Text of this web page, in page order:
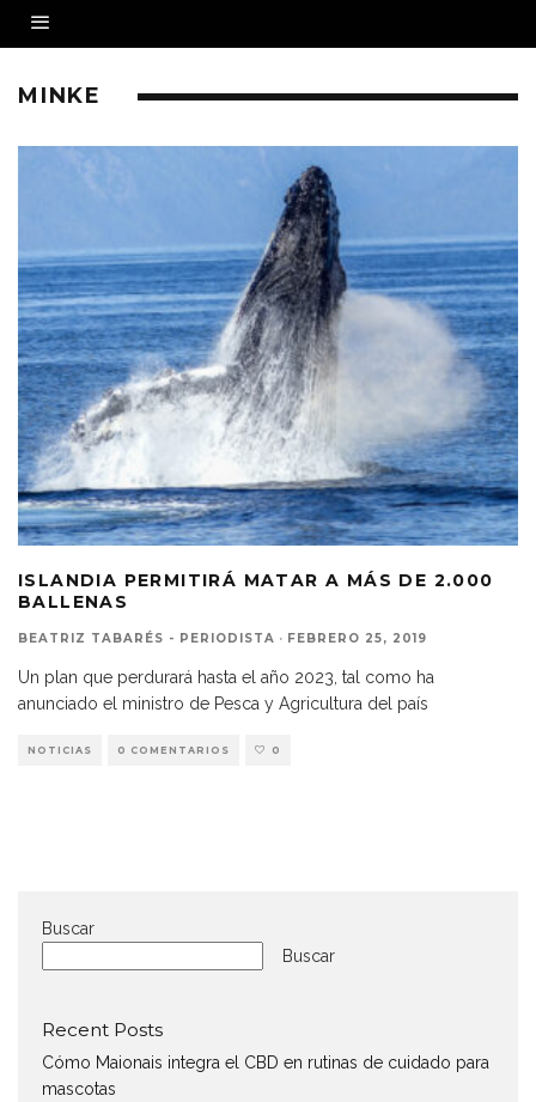
MINKE
ISLANDIA PERMITIRÁ MATAR A MÁS DE 2.000
BALLENAS
BEATRIZ TABARÉS - PERIODISTA · FEBRERO 25, 2019
Un plan que perdurará hasta el año 2023, tal como ha
anunciado el ministro de Pesca y Agricultura del país
NOTICIAS 0 COMENTARIOS 0
Buscar
Buscar
Recent Posts
Cómo Maionais integra el CBD en rutinas de cuidado para
mascotas